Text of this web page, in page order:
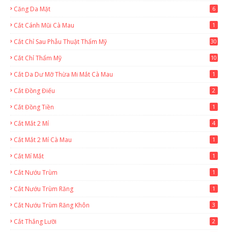
Căng Da Mặt 6
Cắt Cánh Mũi Cà Mau 1
Cắt Chỉ Sau Phẫu Thuật Thẩm Mỹ 30
Cắt Chỉ Thẩm Mỹ 10
Cắt Da Dư Mỡ Thừa Mi Mắt Cà Mau 1
Cắt Đồng Điếu 2
Cắt Đồng Tiền 1
Cắt Mắt 2 Mí 4
Cắt Mắt 2 Mí Cà Mau 1
Cắt Mí Mắt 1
Cắt Nướu Trùm 1
Cắt Nướu Trùm Răng 1
Cắt Nướu Trùm Răng Khôn 3
Cắt Thắng Lưỡi 2